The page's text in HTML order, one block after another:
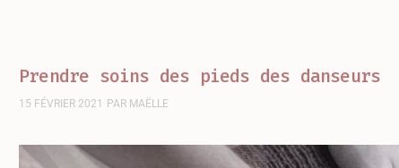
Prendre soins des pieds des danseurs
15 FÉVRIER 2021 PAR MAËLLE